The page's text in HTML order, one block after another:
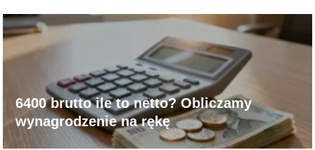
6400 brutto ile to netto? Obliczamy
wynagrodzenie na rękę